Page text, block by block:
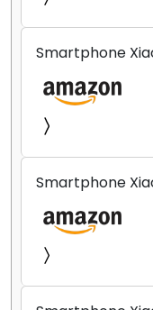
Smartphone
8+256GB/
Smartphone
Midnight Black
NFC [